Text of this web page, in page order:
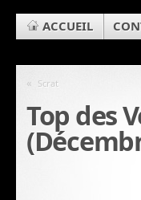
ACCUEIL
« Scrat
Top des